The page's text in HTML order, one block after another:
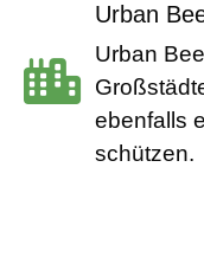
Urban
Urban
ebenfalls
schützen.